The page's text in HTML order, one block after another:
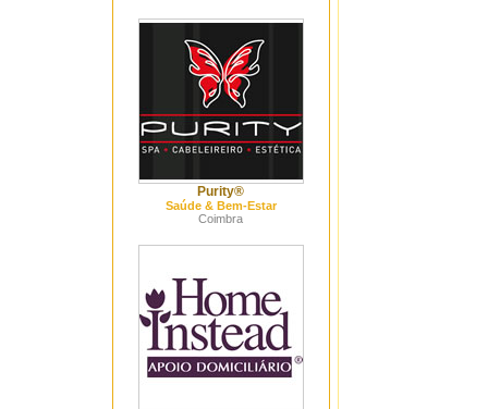
Purity®
Saúde & Bem-Estar
Coimbra